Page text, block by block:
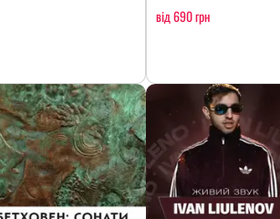
від 690 грн